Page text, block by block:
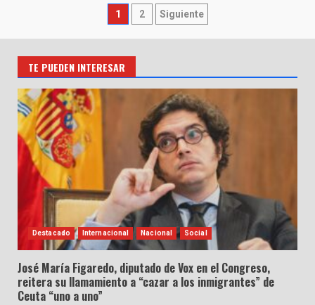
Paginación
de
entradas
1 2 Siguiente
TE PUEDEN INTERESAR
Destacado Internacional Nacional Social
José María Figaredo, diputado de Vox en el Congreso,
reitera su llamamiento a “cazar a los inmigrantes” de
Ceuta “uno a uno”